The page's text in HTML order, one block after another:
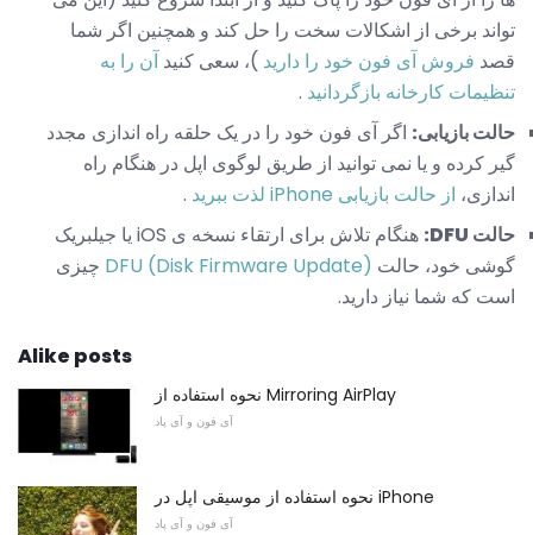
تواند برخی از اشکالات سخت را حل کند و همچنین اگر شما
قصد فروش آی فون خود را دارید )، سعی کنید آن را به
تنظیمات کارخانه بازگردانید .
حالت بازیابی: اگر آی فون خود را در یک حلقه راه اندازی مجدد
گیر کرده و یا نمی توانید از طریق لوگوی اپل در هنگام راه
اندازی، از حالت بازیابی iPhone لذت ببرید
.
حالت DFU:
هنگام تلاش برای ارتقاء نسخه ی iOS یا جیلبریک
گوشی خود، حالت DFU (Disk Firmware Update) چیزی
است که شما نیاز دارید.
Alike posts
نحوه استفاده از Mirroring AirPlay
آی فون و آی پاد
نحوه استفاده از موسیقی اپل در iPhone
آی فون و آی پاد